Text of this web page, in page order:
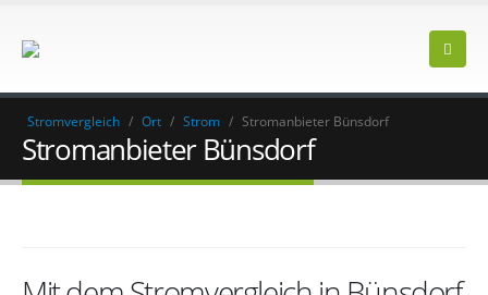
Stromvergleich / Ort / Strom / Stromanbieter Bünsdorf
Stromanbieter Bünsdorf